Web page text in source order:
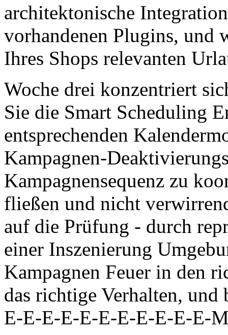
architektonische
vorhandenen Plugins, und
Ihres Shops relevanten
Woche drei konzentriert
Sie die Smart Scheduling
entsprechenden
Kampagnen-
Kampagnensequenz zu
fließen und nicht
auf die Prüfung - durch
einer Inszenierung
Kampagnen Feuer in den
das richtige Verhalten, und
E-E-E-E-E-E-E-E-E-E-E-